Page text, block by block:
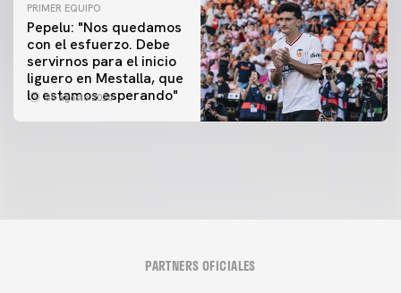
PRIMER EQUIPO
Pepelu: "Nos quedamos
con el esfuerzo. Debe
servirnos para el inicio
liguero en Mestalla, que
lo estamos esperando"
08 agosto 2026
PRIMER EQUIPO
Las fotos del Valencia CF-Newcastle United FC
PARTNERS OFICIALES